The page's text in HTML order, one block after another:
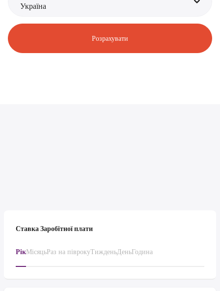
Україна
Розрахувати
Ставка Заробітної плати
РікМісяцьРаз на піврокуТижденьДеньГодина